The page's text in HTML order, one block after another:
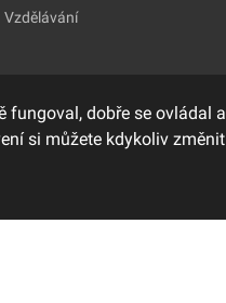
Vzdělávání
dobře se ovládal
si můžete kdykoliv